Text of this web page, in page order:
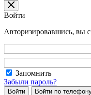
Войти
Авторизировавшись, вы
Запомнить
Забыли пароль?
Войти Войти по